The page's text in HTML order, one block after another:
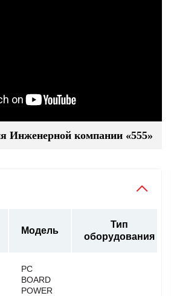
Инженерной компании «555»
Модель
Тип
оборудования
PC
BOARD
POWER